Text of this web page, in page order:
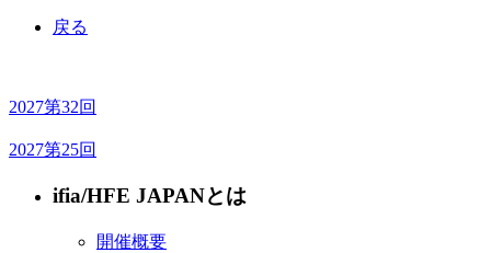
戻る
2027第32回
2027第25回
ifia/HFE JAPANとは
開催概要